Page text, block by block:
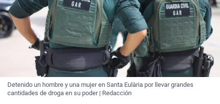
Detenido un hombre y una mujer en Santa Eulària por llevar grandes
cantidades de droga en su poder | Redacción